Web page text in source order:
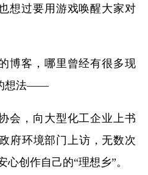
想过要用游戏唤醒大家对
博客，哪里曾经有很多现
想法——
会，向大型化工企业上书
府环境部门上访，无数次
创作自己的“理想乡”。